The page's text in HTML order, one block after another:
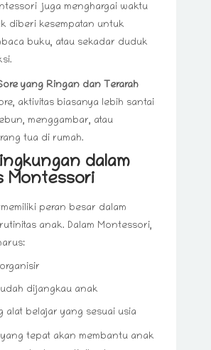
juga menghargai waktu
diberi kesempatan untuk
buku, atau sekadar duduk
yang Ringan dan Terarah
aktivitas biasanya lebih santai
menggambar, atau
tua di rumah.
dalam
Montessori
peran besar dalam
anak. Dalam Montessori,
dijangkau anak
alat belajar yang sesuai usia
tepat akan membantu anak